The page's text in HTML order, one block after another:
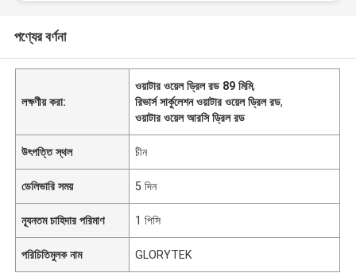
পণ্যের বর্ণনা
লক্ষণীয় করা:
ওয়াটার ওয়েল ড্রিল রড 89 মিমি,
রিভার্স সার্কুলেশন ওয়াটার ওয়েল ড্রিল রড,
ওয়াটার ওয়েল আরসি ড্রিল রড
উৎপত্তি স্থল চীন
ডেলিভারি সময় 5 দিন
ন্যূনতম চাহিদার পরিমাণ 1 পিসি
পরিচিতিমুলক নাম GLORYTEK